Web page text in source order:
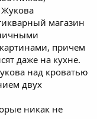
магазин
причем
даже на кухне.
над кроватью
двух
никак не